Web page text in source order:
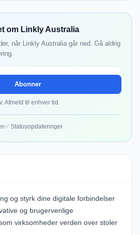
om Linkly Australia
når Linkly Australia går ned. Gå aldrig
Abonner
Afmeld til enhver tid.
✅ Statusopdateringer
og styrk dine digitale forbindelser
og brugervenlige
virksomheder verden over stoler